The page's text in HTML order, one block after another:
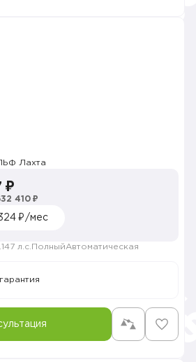
Лахта
₽
410 ₽
₽/мес
147 л.с. ПолныйАвтоматическая
гарантия